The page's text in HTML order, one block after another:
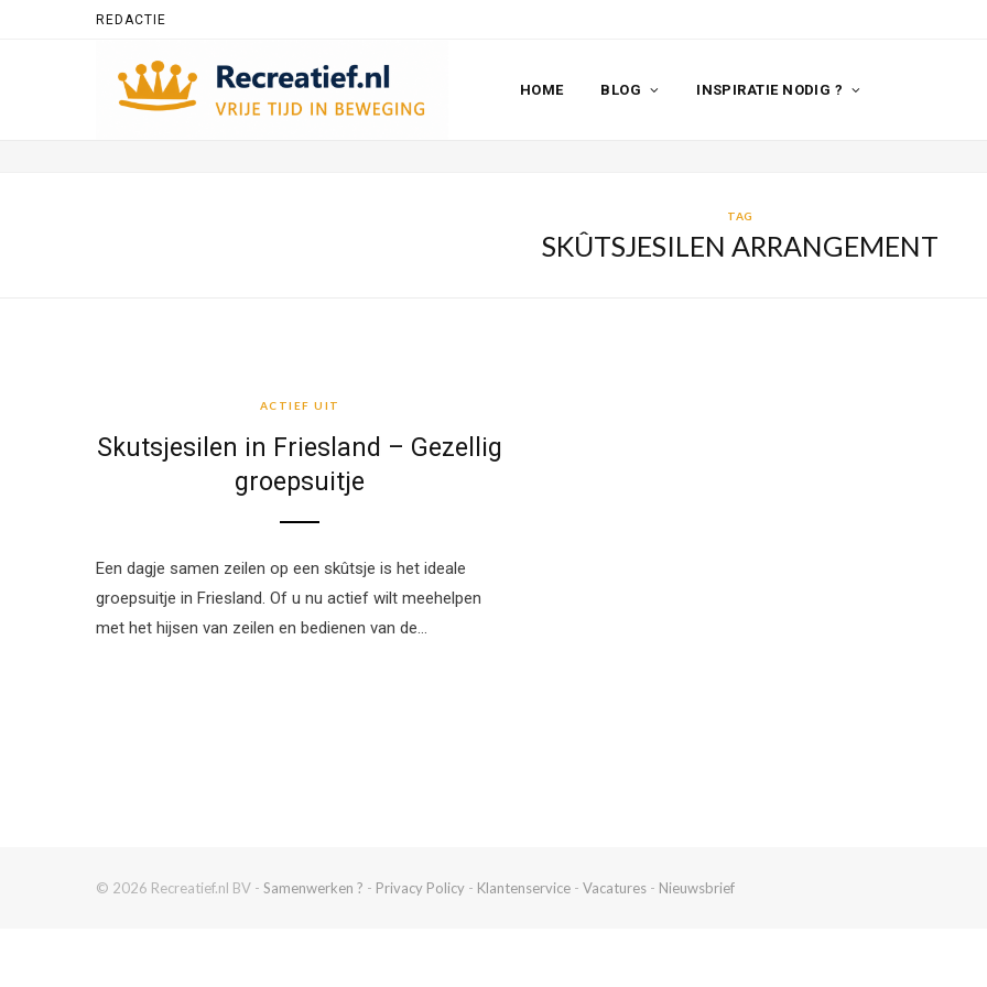
REDACTIE
HOME BLOG INSPIRATIE NODIG ?
TAG
SKÛTSJESILEN ARRANGEMENT
ACTIEF UIT
Skutsjesilen in Friesland – Gezellig
groepsuitje
Een dagje samen zeilen op een skûtsje is het ideale
groepsuitje in Friesland. Of u nu actief wilt meehelpen
met het hijsen van zeilen en bedienen van de…
© 2026 Recreatief.nl BV - Samenwerken ? - Privacy Policy - Klantenservice - Vacatures - Nieuwsbrief